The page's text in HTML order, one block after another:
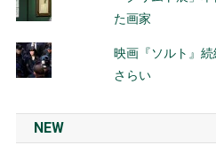
た画家
映画『ソルト』
さらい
NEW